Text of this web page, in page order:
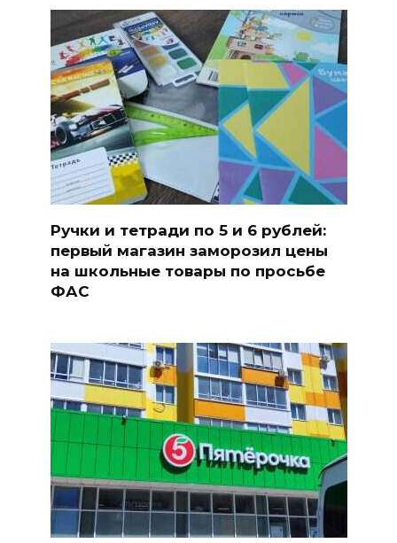
Ручки и тетради по 5 и 6 рублей:
первый магазин заморозил цены
на школьные товары по просьбе
ФАС